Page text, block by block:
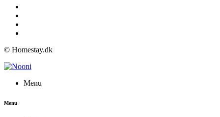
© Homestay.dk
Menu
Menu